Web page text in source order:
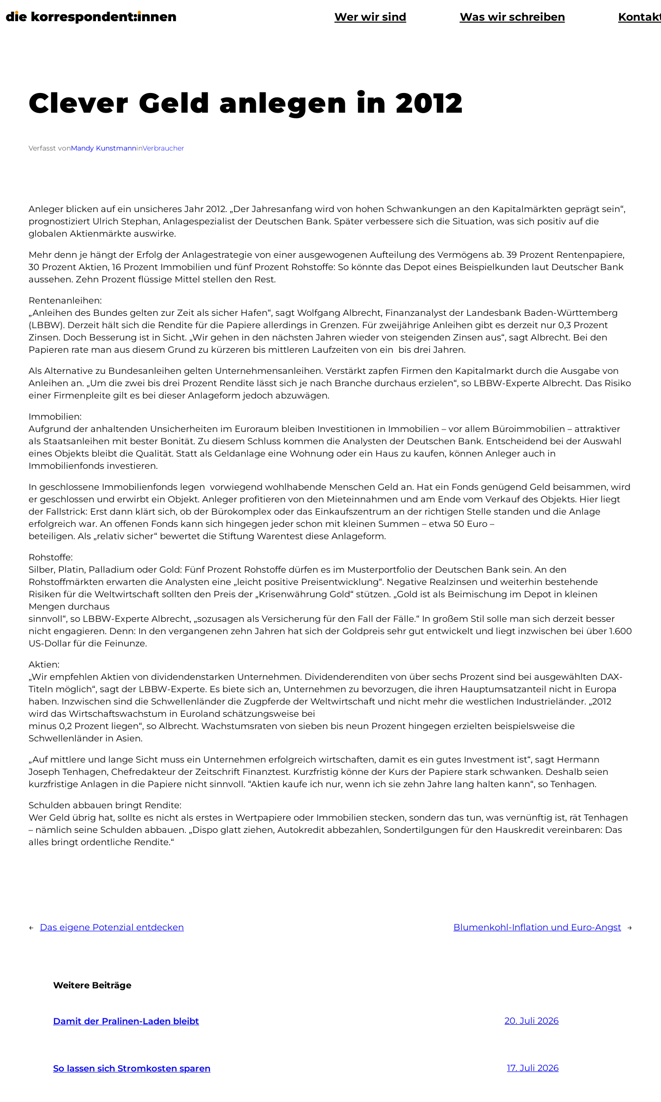
Wer wir sind Was wir schreiben
Clever Geld anlegen in 2012
Verfasst vonMandy KunstmanninVerbraucher
Anleger blicken auf ein unsicheres Jahr 2012. „Der Jahresanfang wird von hohen Schwankungen an den Kapitalmärkten geprägt sein“,
prognostiziert Ulrich Stephan, Anlagespezialist der Deutschen Bank. Später verbessere sich die Situation, was sich positiv auf die
globalen Aktienmärkte auswirke.
Mehr denn je hängt der Erfolg der Anlagestrategie von einer ausgewogenen Aufteilung des Vermögens ab. 39 Prozent Rentenpapiere,
30 Prozent Aktien, 16 Prozent Immobilien und fünf Prozent Rohstoffe: So könnte das Depot eines Beispielkunden laut Deutscher Bank
aussehen. Zehn Prozent flüssige Mittel stellen den Rest.
Rentenanleihen:
„Anleihen des Bundes gelten zur Zeit als sicher Hafen“, sagt Wolfgang Albrecht, Finanzanalyst der Landesbank Baden-Württemberg
(LBBW). Derzeit hält sich die Rendite für die Papiere allerdings in Grenzen. Für zweijährige Anleihen gibt es derzeit nur 0,3 Prozent
Zinsen. Doch Besserung ist in Sicht. „Wir gehen in den nächsten Jahren wieder von steigenden Zinsen aus“, sagt Albrecht. Bei den
Papieren rate man aus diesem Grund zu kürzeren bis mittleren Laufzeiten von ein bis drei Jahren.
Als Alternative zu Bundesanleihen gelten Unternehmensanleihen. Verstärkt zapfen Firmen den Kapitalmarkt durch die Ausgabe von
Anleihen an. „Um die zwei bis drei Prozent Rendite lässt sich je nach Branche durchaus erzielen“, so LBBW-Experte Albrecht. Das Risiko
einer Firmenpleite gilt es bei dieser Anlageform jedoch abzuwägen.
Immobilien:
Aufgrund der anhaltenden Unsicherheiten im Euroraum bleiben Investitionen in Immobilien – vor allem Büroimmobilien – attraktiver
als Staatsanleihen mit bester Bonität. Zu diesem Schluss kommen die Analysten der Deutschen Bank. Entscheidend bei der Auswahl
eines Objekts bleibt die Qualität. Statt als Geldanlage eine Wohnung oder ein Haus zu kaufen, können Anleger auch in
Immobilienfonds investieren.
In geschlossene Immobilienfonds legen vorwiegend wohlhabende Menschen Geld an. Hat ein Fonds genügend Geld beisammen, wird
er geschlossen und erwirbt ein Objekt. Anleger profitieren von den Mieteinnahmen und am Ende vom Verkauf des Objekts. Hier liegt
der Fallstrick: Erst dann klärt sich, ob der Bürokomplex oder das Einkaufszentrum an der richtigen Stelle standen und die Anlage
erfolgreich war. An offenen Fonds kann sich hingegen jeder schon mit kleinen Summen – etwa 50 Euro –
beteiligen. Als „relativ sicher“ bewertet die Stiftung Warentest diese Anlageform.
Rohstoffe:
Silber, Platin, Palladium oder Gold: Fünf Prozent Rohstoffe dürfen es im Musterportfolio der Deutschen Bank sein. An den
Rohstoffmärkten erwarten die Analysten eine „leicht positive Preisentwicklung“. Negative Realzinsen und weiterhin bestehende
Risiken für die Weltwirtschaft sollten den Preis der „Krisenwährung Gold“ stützen. „Gold ist als Beimischung im Depot in kleinen
Mengen durchaus
sinnvoll“, so LBBW-Experte Albrecht, „sozusagen als Versicherung für den Fall der Fälle.“ In großem Stil solle man sich derzeit besser
nicht engagieren. Denn: In den vergangenen zehn Jahren hat sich der Goldpreis sehr gut entwickelt und liegt inzwischen bei über 1.600
US-Dollar für die Feinunze.
Aktien:
„Wir empfehlen Aktien von dividendenstarken Unternehmen. Dividenderenditen von über sechs Prozent sind bei ausgewählten DAX-
Titeln möglich“, sagt der LBBW-Experte. Es biete sich an, Unternehmen zu bevorzugen, die ihren Hauptumsatzanteil nicht in Europa
haben. Inzwischen sind die Schwellenländer die Zugpferde der Weltwirtschaft und nicht mehr die westlichen Industrieländer. „2012
wird das Wirtschaftswachstum in Euroland schätzungsweise bei
minus 0,2 Prozent liegen“, so Albrecht. Wachstumsraten von sieben bis neun Prozent hingegen erzielten beispielsweise die
Schwellenländer in Asien.
„Auf mittlere und lange Sicht muss ein Unternehmen erfolgreich wirtschaften, damit es ein gutes Investment ist“, sagt Hermann
Joseph Tenhagen, Chefredakteur der Zeitschrift Finanztest. Kurzfristig könne der Kurs der Papiere stark schwanken. Deshalb seien
kurzfristige Anlagen in die Papiere nicht sinnvoll. “Aktien kaufe ich nur, wenn ich sie zehn Jahre lang halten kann“, so Tenhagen.
Schulden abbauen bringt Rendite:
Wer Geld übrig hat, sollte es nicht als erstes in Wertpapiere oder Immobilien stecken, sondern das tun, was vernünftig ist, rät Tenhagen
– nämlich seine Schulden abbauen. „Dispo glatt ziehen, Autokredit abbezahlen, Sondertilgungen für den Hauskredit vereinbaren: Das
alles bringt ordentliche Rendite.“
← Das eigene Potenzial entdecken Blumenkohl-Inflation und Euro-Angst →
Weitere Beiträge
Damit der Pralinen-Laden bleibt 20. Juli 2026
So lassen sich Stromkosten sparen 17. Juli 2026